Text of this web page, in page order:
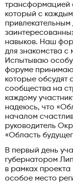
трансформацией
который с
навыков. Наш
для знакомства с
Испытываю
форуме
которые обсудят
сообщества на
каждому
надеюсь, что
началом
руководитель
«Область
В первый день
губернатором
в рамках
особое место